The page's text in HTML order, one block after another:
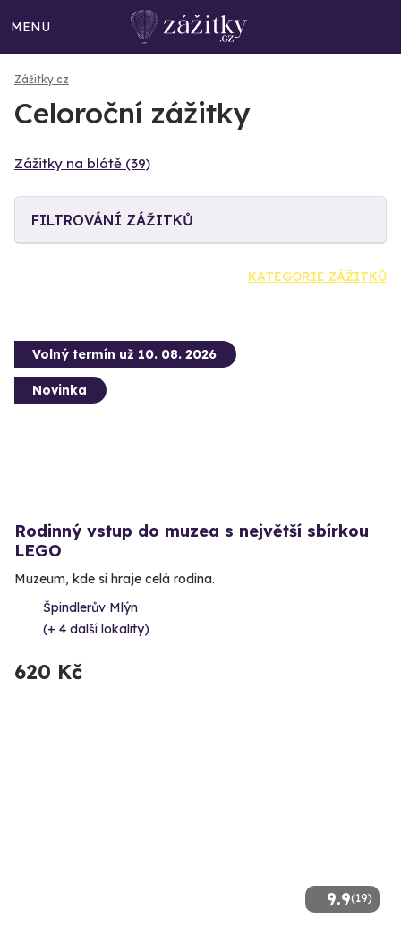
MENU
Zážitky.cz
Celoroční zážitky
Zážitky na blátě (39)
FILTROVÁNÍ ZÁŽITKŮ
KATEGORIE ZÁŽITKŮ
Volný termín už 10. 08. 2026
Novinka
Rodinný vstup do muzea s největší sbírkou
LEGO
Muzeum, kde si hraje celá rodina.
Špindlerův Mlýn
(+ 4 další lokality)
620 Kč
9.9(19)